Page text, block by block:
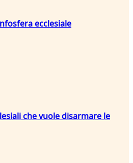
ecclesiale
che vuole disarmare le